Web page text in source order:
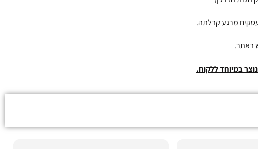
באתר.
במיוחד ללקוח.